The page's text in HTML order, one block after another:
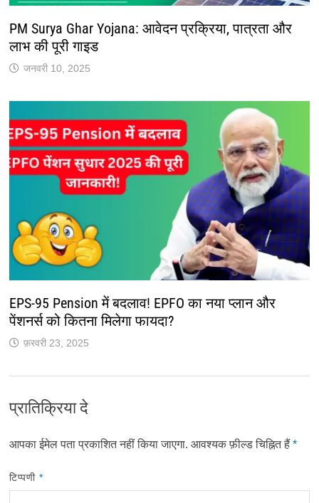
PM Surya Ghar Yojana: आवेदन प्रक्रिया, पात्रता और
लाभ की पूरी गाइड
जनवरी 10, 2025
EPS-95 Pension में बदलाव! EPFO का नया प्लान और
पेंशनर्स को कितना मिलेगा फायदा?
फ़रवरी 23, 2025
प्रातिक्रिया दे
आपका ईमेल पता प्रकाशित नहीं किया जाएगा. आवश्यक फ़ील्ड चिह्नित हैं *
टिप्पणी*